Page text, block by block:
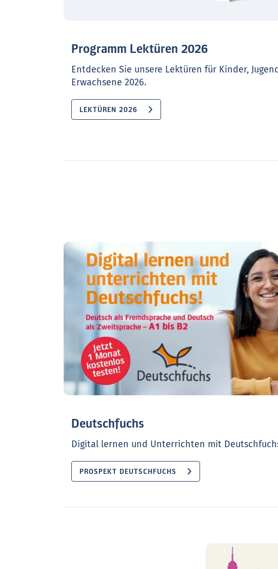
Programm Lektüren 2026
Entdecken Sie unsere Lektüren für Kinder,
Erwachsene 2026.
LEKTÜREN 2026
Deutschfuchs
Digital lernen und Unterrichten mit
PROSPEKT DEUTSCHFUCHS